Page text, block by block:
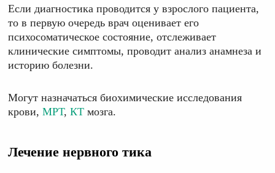
Если диагностика проводится у взрослого пациента,
то в первую очередь врач оценивает его
психосоматическое состояние, отслеживает
клинические симптомы, проводит анализ анамнеза и
историю болезни.
Могут назначаться биохимические исследования
крови, МРТ, КТ мозга.
Лечение нервного тика